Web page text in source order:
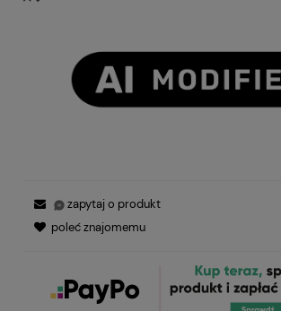
zapytaj o produkt
poleć znajomemu